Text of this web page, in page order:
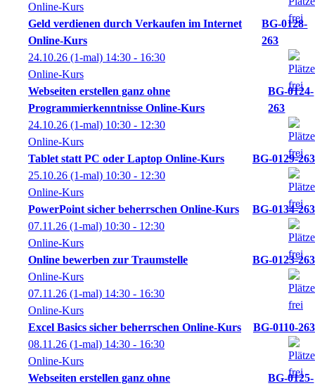
Online-Kurs
Geld verdienen durch Verkaufen im Internet
Online-Kurs
BG-0128-
263
24.10.26 (1-mal) 14:30 - 16:30
Online-Kurs
Webseiten erstellen ganz ohne
Programmierkenntnisse Online-Kurs
BG-0124-
263
24.10.26 (1-mal) 10:30 - 12:30
Online-Kurs
Tablet statt PC oder Laptop Online-Kurs
BG-0129-263
25.10.26 (1-mal) 10:30 - 12:30
Online-Kurs
PowerPoint sicher beherrschen Online-Kurs
BG-0134-263
07.11.26 (1-mal) 10:30 - 12:30
Online-Kurs
Online bewerben zur Traumstelle
BG-0123-263
Online-Kurs
07.11.26 (1-mal) 14:30 - 16:30
Online-Kurs
Excel Basics sicher beherrschen Online-Kurs
BG-0110-263
08.11.26 (1-mal) 14:30 - 16:30
Online-Kurs
Webseiten erstellen ganz ohne
BG-0125-